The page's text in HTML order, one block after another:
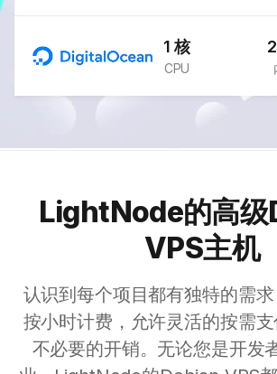
1 核
CPU
LightNode的高
VPS主机
认识到每个项目都有独特的需
按小时计费，允许灵活的按需
不必要的开销。无论您是开发